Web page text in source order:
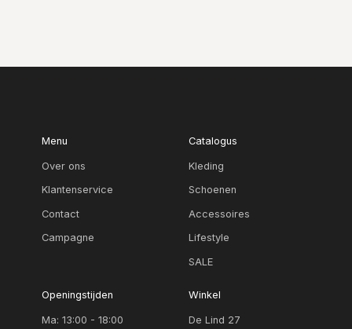
Menu
Over ons
Klantenservice
Contact
Campagne
Catalogus
Kleding
Schoenen
Accessoires
Lifestyle
SALE
Openingstijden
Ma: 13:00 - 18:00
Winkel
De Lind 27